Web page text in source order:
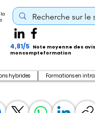
4,81/5
Note moyenne des
moncompteformation
hybrides Formations en intra